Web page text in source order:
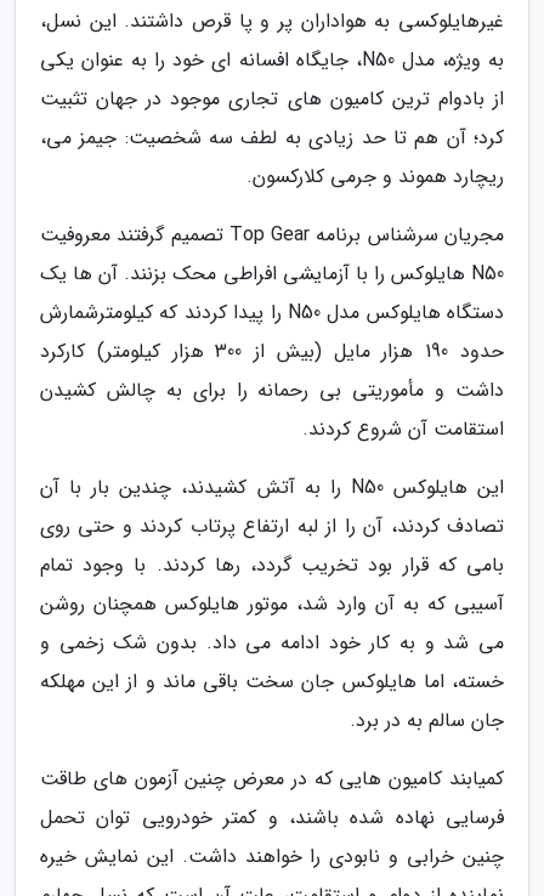
غیرهایلوکسی به هواداران پر و پا قرص داشتند. این نسل،
به ویژه، مدل N50، جایگاه افسانه ای خود را به عنوان یکی
از بادوام ترین کامیون های تجاری موجود در جهان تثبیت
کرد؛ آن هم تا حد زیادی به لطف سه شخصیت: جیمز می،
ریچارد هموند و جرمی کلارکسون.
مجریان سرشناس برنامه Top Gear تصمیم گرفتند معروفیت
N50 هایلوکس را با آزمایشی افراطی محک بزنند. آن ها یک
دستگاه هایلوکس مدل N50 را پیدا کردند که کیلومترشمارش
حدود 190 هزار مایل (بیش از 300 هزار کیلومتر) کارکرد
داشت و مأموریتی بی رحمانه را برای به چالش کشیدن
استقامت آن شروع کردند.
این هایلوکس N50 را به آتش کشیدند، چندین بار با آن
تصادف کردند، آن را از لبه ارتفاع پرتاب کردند و حتی روی
بامی که قرار بود تخریب گردد، رها کردند. با وجود تمام
آسیبی که به آن وارد شد، موتور هایلوکس همچنان روشن
می شد و به کار خود ادامه می داد. بدون شک زخمی و
خسته، اما هایلوکس جان سخت باقی ماند و از این مهلکه
جان سالم به در برد.
کمیابند کامیون هایی که در معرض چنین آزمون های طاقت
فرسایی نهاده شده باشند، و کمتر خودرویی توان تحمل
چنین خرابی و نابودی را خواهند داشت. این نمایش خیره